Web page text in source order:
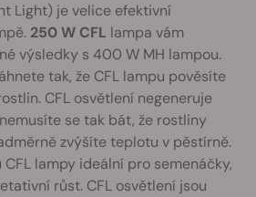
Light) je velice efektivní
250 W CFL lampa vám
výsledky s 400 W MH lampou.
tak, že CFL lampu pověsíte
CFL osvětlení negeneruje
se tak bát, že rostliny
zvýšíte teplotu v pěstírně.
lampy ideální pro semenáčky,
růst. CFL osvětlení jsou